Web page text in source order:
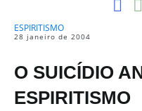
ESPIRITISMO
28 janeiro de 2004
O SUICÍDIO
ESPIRITISMO